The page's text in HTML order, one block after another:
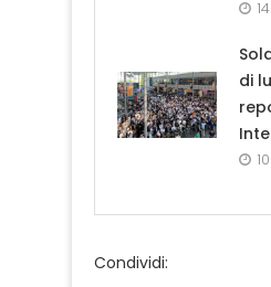
di
Condividi: